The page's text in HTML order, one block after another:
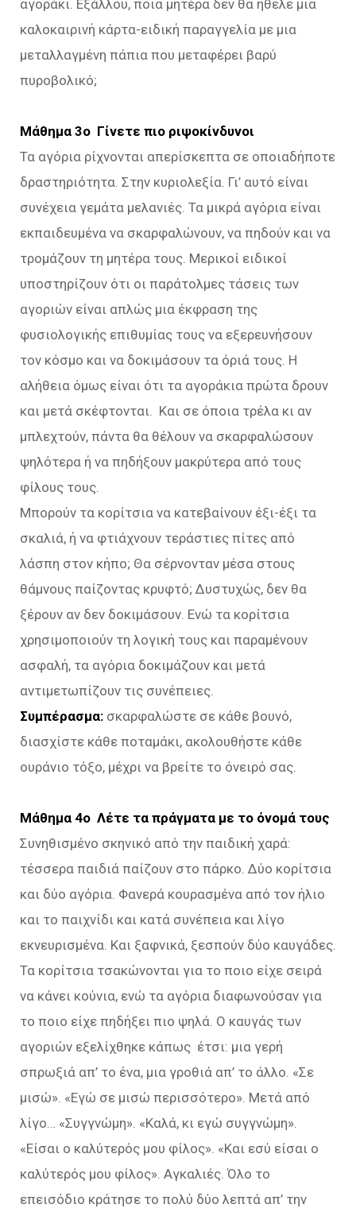
αγοράκι. Εξάλλου, ποια μητέρα δεν θα ήθελε μια
καλοκαιρινή κάρτα-ειδική παραγγελία με μια
μεταλλαγμένη πάπια που μεταφέρει βαρύ
πυροβολικό;
Μάθημα 3ο Γίνετε πιο ριψοκίνδυνοι
Τα αγόρια ρίχνονται απερίσκεπτα σε οποιαδήποτε
δραστηριότητα. Στην κυριολεξία. Γι’ αυτό είναι
συνέχεια γεμάτα μελανιές. Τα μικρά αγόρια είναι
εκπαιδευμένα να σκαρφαλώνουν, να πηδούν και να
τρομάζουν τη μητέρα τους. Μερικοί ειδικοί
υποστηρίζουν ότι οι παράτολμες τάσεις των
αγοριών είναι απλώς μια έκφραση της
φυσιολογικής επιθυμίας τους να εξερευνήσουν
τον κόσμο και να δοκιμάσουν τα όριά τους. Η
αλήθεια όμως είναι ότι τα αγοράκια πρώτα δρουν
και μετά σκέφτονται. Και σε όποια τρέλα κι αν
μπλεχτούν, πάντα θα θέλουν να σκαρφαλώσουν
ψηλότερα ή να πηδήξουν μακρύτερα από τους
φίλους τους.
Μπορούν τα κορίτσια να κατεβαίνουν έξι-έξι τα
σκαλιά, ή να φτιάχνουν τεράστιες πίτες από
λάσπη στον κήπο; Θα σέρνονταν μέσα στους
θάμνους παίζοντας κρυφτό; Δυστυχώς, δεν θα
ξέρουν αν δεν δοκιμάσουν. Ενώ τα κορίτσια
χρησιμοποιούν τη λογική τους και παραμένουν
ασφαλή, τα αγόρια δοκιμάζουν και μετά
αντιμετωπίζουν τις συνέπειες.
Συμπέρασμα: σκαρφαλώστε σε κάθε βουνό,
διασχίστε κάθε ποταμάκι, ακολουθήστε κάθε
ουράνιο τόξο, μέχρι να βρείτε το όνειρό σας.
Μάθημα 4ο Λέτε τα πράγματα με το όνομά τους
Συνηθισμένο σκηνικό από την παιδική χαρά:
τέσσερα παιδιά παίζουν στο πάρκο. Δύο κορίτσια
και δύο αγόρια. Φανερά κουρασμένα από τον ήλιο
και το παιχνίδι και κατά συνέπεια και λίγο
εκνευρισμένα. Και ξαφνικά, ξεσπούν δύο καυγάδες.
Τα κορίτσια τσακώνονται για το ποιο είχε σειρά
να κάνει κούνια, ενώ τα αγόρια διαφωνούσαν για
το ποιο είχε πηδήξει πιο ψηλά. Ο καυγάς των
αγοριών εξελίχθηκε κάπως έτσι: μια γερή
σπρωξιά απ’ το ένα, μια γροθιά απ’ το άλλο. «Σε
μισώ». «Εγώ σε μισώ περισσότερο». Μετά από
λίγο… «Συγγνώμη». «Καλά, κι εγώ συγγνώμη».
«Είσαι ο καλύτερός μου φίλος». «Και εσύ είσαι ο
καλύτερός μου φίλος». Αγκαλιές. Όλο το
επεισόδιο κράτησε το πολύ δύο λεπτά απ’ την